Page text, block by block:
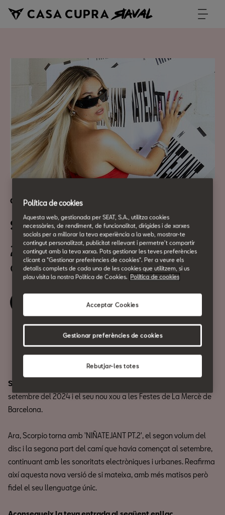
Cultura Urbana
Scorpio, en concert
29 de Maig
a les 19:30h
Reserva la teva entrada
Compartir
Scorpio
setembre del 2024 i el seu nou xou a les Festes de La Mercè de
Barcelona.
Ara, Scorpio torna amb 'NIÑATEJANT PT.2', el segon volum del
disc i la segona part del camí que havia començat al setembre,
continuant amb les sonoritats electròniques i urbanes. Reafirma
així aquesta nova versió de si mateixa, amb més matisos però
fidel el seu llenguatge únic.
Política de cookies
Aquesta web, gestionada per SEAT, S.A., utilitza cookies
necessàries, de rendiment, de funcionalitat, dirigides i de xarxes
socials per a millorar la teva experiència a la web, mostrar-te
contingut personalitzat, publicitat rellevant i permetre't compartir
contingut amb la teva xarxa. Pots gestionar les teves preferències
clicant a "Gestionar preferències de cookies". Per a veure els
detalls complets de cada una de les cookies que utilitzem, si us
plau visita la nostra Política de Cookies. Política de cookies
Rebutjar-les totes
Acceptar Cookies
Gestionar preferències de cookies